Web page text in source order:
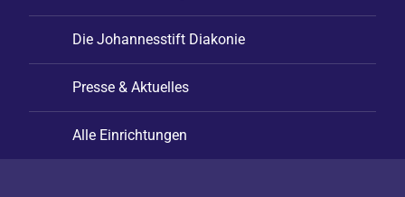
Die Johannesstift Diakonie
Presse & Aktuelles
Alle Einrichtungen